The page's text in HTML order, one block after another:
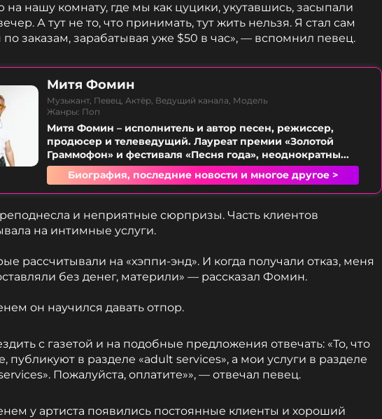
на нашу комнату, где мы как цуцики, укутавшись, засыпали
А тут не то, что принимать, тут жить нельзя. Я стал сам
по заказам, зарабатывая уже $50 в час», — вспомнил певец.
Митя Фомин
Музыкант, Певец, Актёр, Ведущий канала, Модель
Жанры: Поп
Митя Фомин – исполнитель и автор песен, режиссер,
продюсер и телеведущий. Лауреат премии «Золотой
Граммофон» и фестиваля «Песня года», неоднократны...
Биография, последние новости и многое другое >
и неприятные сюрпризы. Часть клиентов
на интимные услуги.
рассчитывали на «хэппи-энд». И когда получали отказ, меня
без денег, материли» — рассказал Фомин.
он научился давать отпор.
с газетой и на подобные предложения отвечать: «То, что
публикуют в разделе «adult services», а мои услуги в разделе
Пожалуйста, оплатите»», — отвечал певец.
у артиста появились постоянные клиенты и хороший